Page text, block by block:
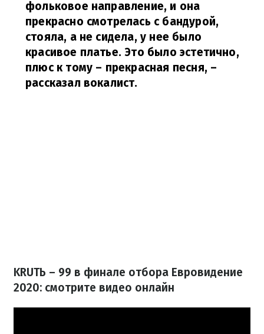
фольковое направление, и она
прекрасно смотрелась с бандурой,
стояла, а не сидела, у нее было
красивое платье. Это было эстетично,
плюс к тому – прекрасная песня, –
рассказал вокалист.
KRUTЬ – 99 в финале отбора Евровидение
2020: смотрите видео онлайн